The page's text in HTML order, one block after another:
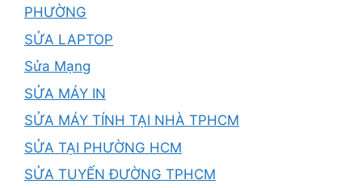
PHƯỜNG
SỬA LAPTOP
Sửa Mạng
SỬA MÁY IN
SỬA MÁY TÍNH TẠI NHÀ TPHCM
SỬA TẠI PHƯỜNG HCM
SỬA TUYẾN ĐƯỜNG TPHCM